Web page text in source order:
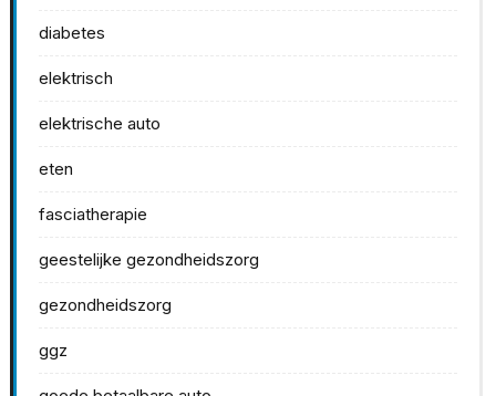
diabetes
elektrisch
elektrische auto
eten
fasciatherapie
geestelijke gezondheidszorg
gezondheidszorg
ggz